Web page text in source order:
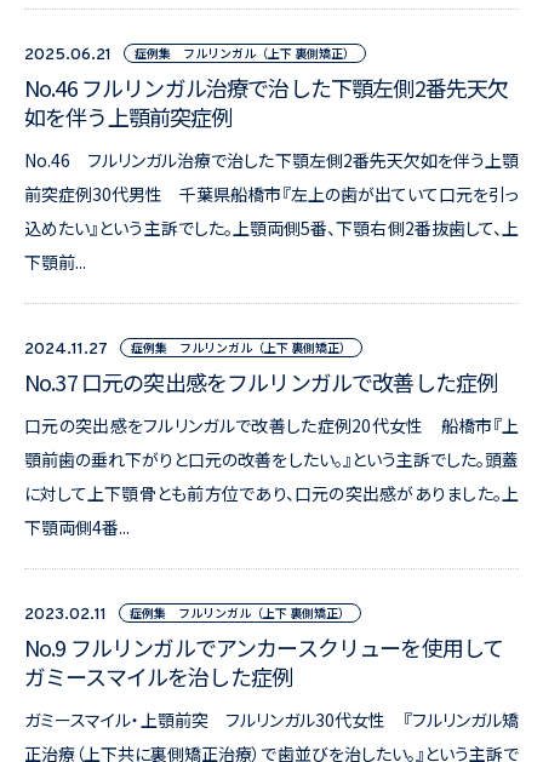
2025.06.21 症例集 フルリンガル（上下 裏側矯正）
No.46 フルリンガル治療で治した下顎左側2番先天欠
如を伴う上顎前突症例
No.46 フルリンガル治療で治した下顎左側2番先天欠如を伴う上顎
前突症例30代男性 千葉県船橋市『左上の歯が出ていて口元を引っ
込めたい』という主訴でした。上顎両側5番、下顎右側2番抜歯して、上
下顎前...
2024.11.27 症例集 フルリンガル（上下 裏側矯正）
No.37 口元の突出感をフルリンガルで改善した症例
口元の突出感をフルリンガルで改善した症例20代女性 船橋市『上
顎前歯の垂れ下がりと口元の改善をしたい。』という主訴でした。頭蓋
に対して上下顎骨とも前方位であり、口元の突出感がありました。上
下顎両側4番...
2023.02.11 症例集 フルリンガル（上下 裏側矯正）
No.9 フルリンガルでアンカースクリューを使用して
ガミースマイルを治した症例
ガミースマイル・上顎前突 フルリンガル30代女性 『フルリンガル矯
正治療（上下共に裏側矯正治療）で歯並びを治したい。』という主訴で